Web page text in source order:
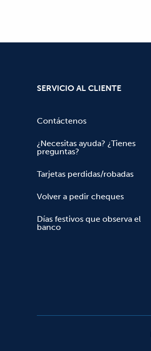
SERVICIO AL CLIENTE
Contáctenos
¿Necesitas ayuda? ¿Tienes
preguntas?
Tarjetas perdidas/robadas
Volver a pedir cheques
Días festivos que observa el
banco